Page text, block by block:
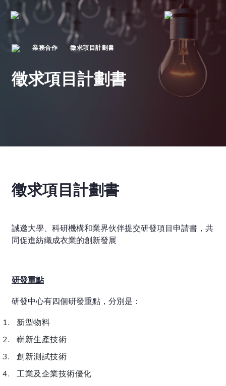
業務合作 徵求項目計劃書
徵求項目計劃書
徵求項目計劃書
誠邀大學、科研機構和業界伙伴提交研發項目申請書，共
同促進紡織成衣業的創新發展
研發重點
研發中心有四個研發重點，分別是：
新型物料
嶄新生產技術
創新測試技術
工業及企業技術優化